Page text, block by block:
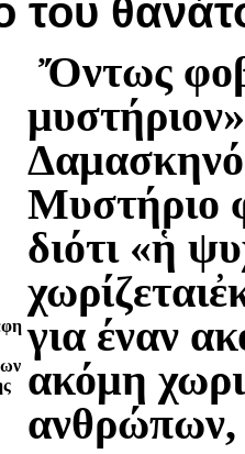
του
Ὄντως
Μυστήριο
διότι «ἡ
για έναν
ακόμη
ανθρώπων,